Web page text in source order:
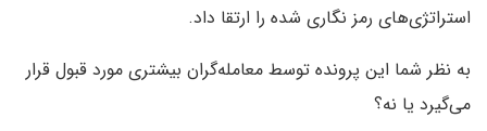
استراتژی‌های رمز نگاری شده را ارتقا داد.
به نظر شما این پرونده توسط معامله‌گران بیشتری مورد قبول قرار
می‌گیرد یا نه؟